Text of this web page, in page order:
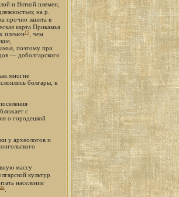
и Вяткой племен,
на р.
прочно занята в
карта Прикамья
племен 15, чем
поэтому при
— доболгарского
многие
болгары, к
с
о городецкой
у археологов и
массу
культур
население
25.